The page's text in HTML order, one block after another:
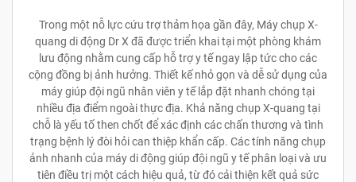
Trong một nỗ lực cứu trợ thảm họa gần đây, Máy chụp X-
quang di động Dr X đã được triển khai tại một phòng khám
lưu động nhằm cung cấp hỗ trợ y tế ngay lập tức cho các
cộng đồng bị ảnh hưởng. Thiết kế nhỏ gọn và dễ sử dụng của
máy giúp đội ngũ nhân viên y tế lắp đặt nhanh chóng tại
nhiều địa điểm ngoài thực địa. Khả năng chụp X-quang tại
chỗ là yếu tố then chốt để xác định các chấn thương và tình
trạng bệnh lý đòi hỏi can thiệp khẩn cấp. Các tính năng chụp
ảnh nhanh của máy di động giúp đội ngũ y tế phân loại và ưu
tiên điều trị một cách hiệu quả, từ đó cải thiện kết quả sức